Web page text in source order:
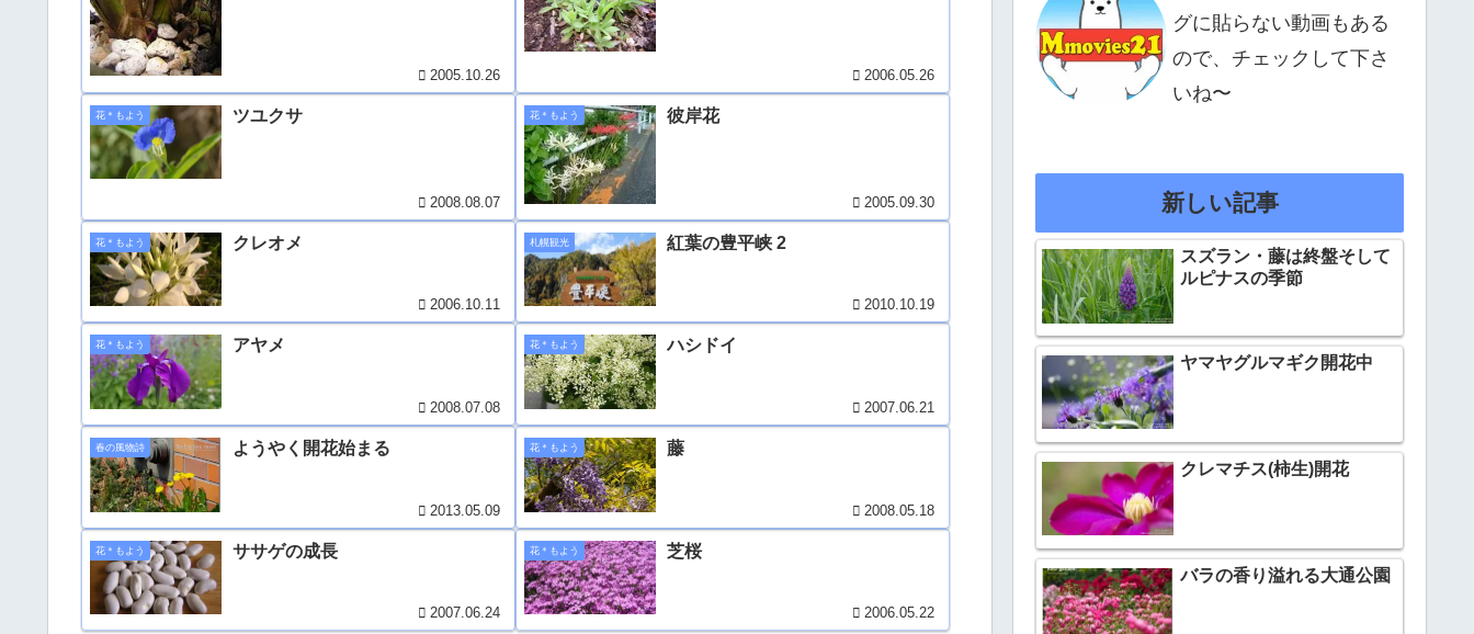
2005.10.26 2006.05.26
花＊もよう ツユクサ
2008.08.07
花＊もよう 彼岸花
2005.09.30
花＊もよう クレオメ
2006.10.11
札幌観光 紅葉の豊平峡 2
2010.10.19
花＊もよう アヤメ
2008.07.08
花＊もよう ハシドイ
2007.06.21
春の風物詩 ようやく開花始まる
2013.05.09
花＊もよう 藤
2008.05.18
花＊もよう ササゲの成長
2007.06.24
花＊もよう 芝桜
2006.05.22
グに貼らない動画もある
ので、チェックして下さ
いね〜
新しい記事
スズラン・藤は終盤そして
ルピナスの季節
ヤマヤグルマギク開花中
クレマチス(柿生)開花
バラの香り溢れる大通公園